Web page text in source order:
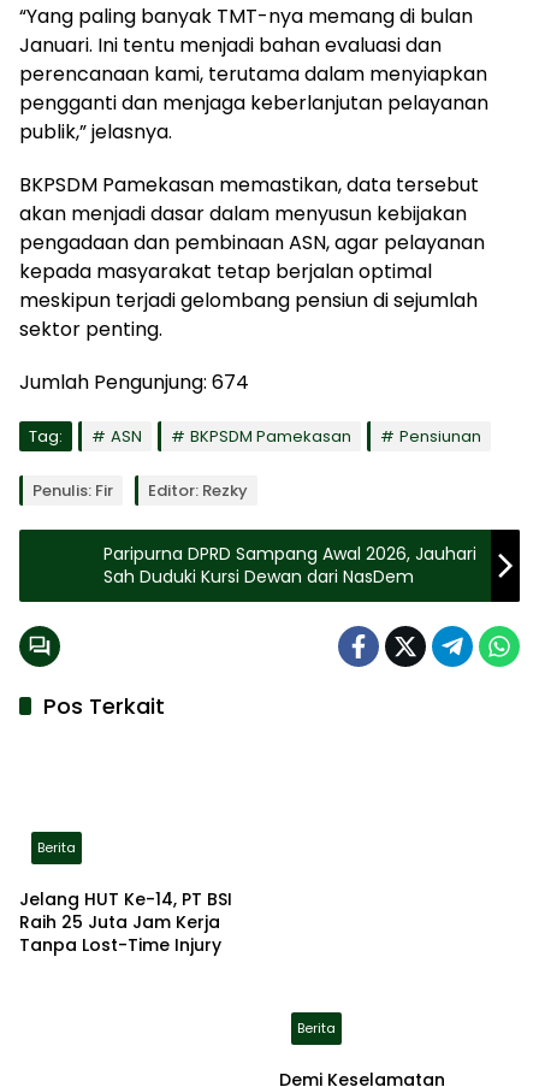
“Yang paling banyak TMT-nya memang di bulan
Januari. Ini tentu menjadi bahan evaluasi dan
perencanaan kami, terutama dalam menyiapkan
pengganti dan menjaga keberlanjutan pelayanan
publik,” jelasnya.
BKPSDM Pamekasan memastikan, data tersebut
akan menjadi dasar dalam menyusun kebijakan
pengadaan dan pembinaan ASN, agar pelayanan
kepada masyarakat tetap berjalan optimal
meskipun terjadi gelombang pensiun di sejumlah
sektor penting.
Jumlah Pengunjung: 674
Tag: ASN BKPSDM Pamekasan Pensiunan
Penulis: Fir Editor: Rezky
Paripurna DPRD Sampang Awal 2026, Jauhari
Sah Duduki Kursi Dewan dari NasDem
Pos Terkait
Berita
Jelang HUT Ke-14, PT BSI
Raih 25 Juta Jam Kerja
Tanpa Lost-Time Injury
Berita
Demi Keselamatan